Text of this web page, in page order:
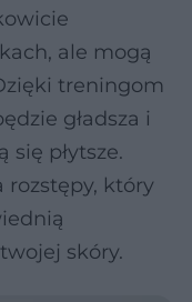
ale mogą
treningom
gładsza i
się płytsze.
rozstępy, który
skóry.